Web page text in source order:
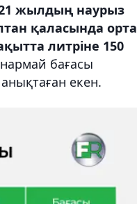
жылдың наурыз
қаласында орта
литріне 150
бағасы
екен.